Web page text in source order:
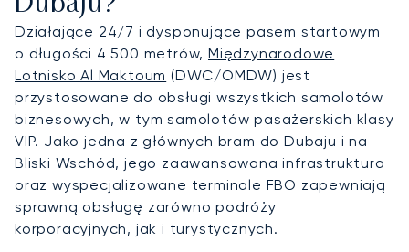
Działające 24/7 i dysponujące pasem startowym
o długości 4 500 metrów,Międzynarodowe
Lotnisko Al Maktoum (DWC/OMDW) jest
przystosowane do obsługi wszystkich samolotów
biznesowych, w tym samolotów pasażerskich klasy
VIP. Jako jedna z głównych bram do Dubaju i na
Bliski Wschód, jego zaawansowana infrastruktura
oraz wyspecjalizowane terminale FBO zapewniają
sprawną obsługę zarówno podróży
korporacyjnych, jak i turystycznych.